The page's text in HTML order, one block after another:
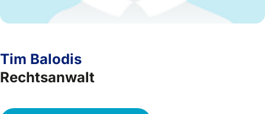
Tim Balodis
Rechtsanwalt